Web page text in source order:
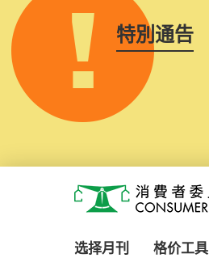
特別通告
消费者委员会
选择月刊 格价工具